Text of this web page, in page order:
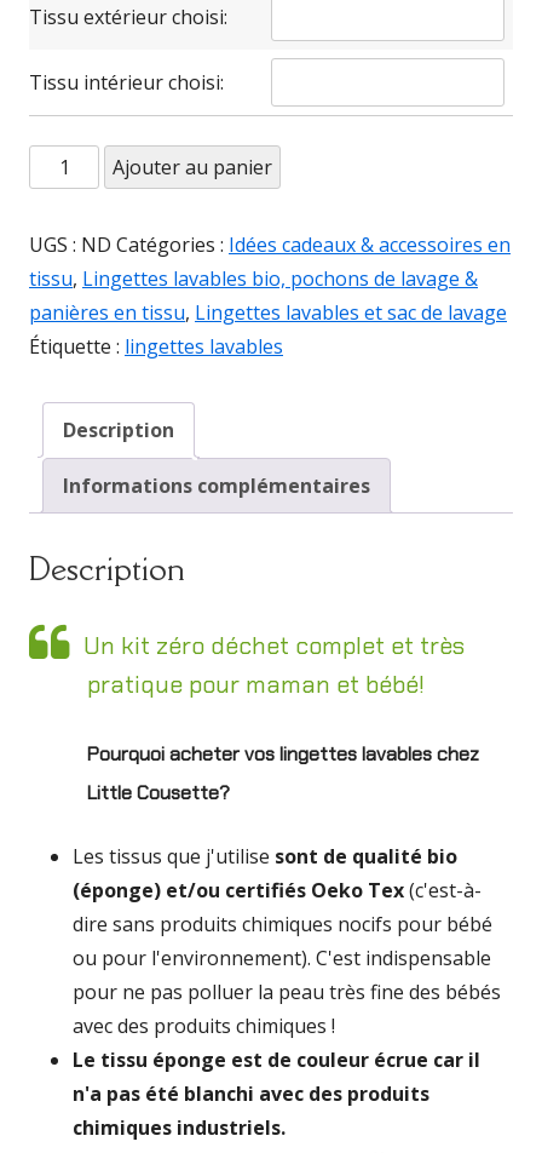
Tissu extérieur choisi:
Tissu intérieur choisi:
quantité
de
10
lingettes
lavables
en
tissu
éponge
biologique
blanchi
panière
coton+
Ajouter au panier
UGS : ND Catégories : Idées cadeaux & accessoires en
tissu, Lingettes lavables bio, pochons de lavage &
panières en tissu, Lingettes lavables et sac de lavage
Étiquette : lingettes lavables
Description
Informations complémentaires
Description
Un kit zéro déchet complet et très
pratique pour maman et bébé!
Pourquoi acheter vos lingettes lavables chez
Little Cousette?
Les tissus que j'utilise sont de qualité bio
(éponge) et/ou certifiés Oeko Tex(c'est-à-
dire sans produits chimiques nocifs pour bébé
ou pour l'environnement). C'est indispensable
pour ne pas polluer la peau très fine des bébés
avec des produits chimiques !
Le tissu éponge est de couleur écrue car il
n'a pas été blanchi avec des produits
chimiques industriels.